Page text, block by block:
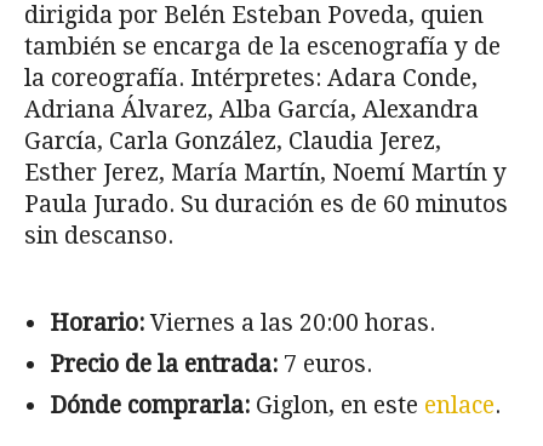
dirigida por Belén Esteban Poveda, quien
también se encarga de la escenografía y de
la coreografía. Intérpretes: Adara Conde,
Adriana Álvarez, Alba García, Alexandra
García, Carla González, Claudia Jerez,
Esther Jerez, María Martín, Noemí Martín y
Paula Jurado. Su duración es de 60 minutos
sin descanso.
Horario:Viernes a las 20:00 horas.
Precio de la entrada: 7 euros.
Dónde comprarla: Giglon, en este enlace.